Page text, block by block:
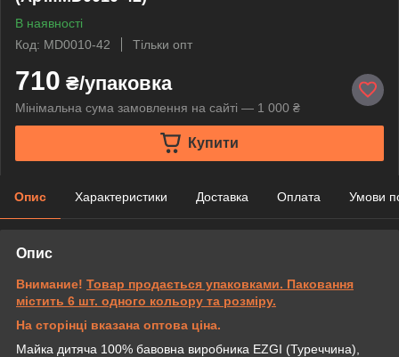
В наявності
Код: MD0010-42
Тільки опт
710 ₴/упаковка
Мінімальна сума замовлення на сайті — 1 000 ₴
Купити
Опис Характеристики Доставка Оплата Умови
Опис
Внимание! Товар продається упаковками. Паковання
містить 6 шт. одного кольору та розміру.
На сторінці вказана оптова ціна.
Майка дитяча 100% бавовна виробника EZGI (Туреччина),